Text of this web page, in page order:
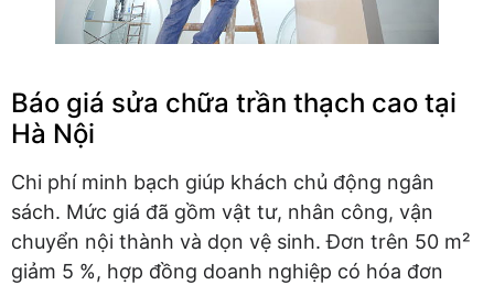
Báo giá sửa chữa trần thạch cao tại
Hà Nội
Chi phí minh bạch giúp khách chủ động ngân
sách. Mức giá đã gồm vật tư, nhân công, vận
chuyển nội thành và dọn vệ sinh. Đơn trên 50 m²
giảm 5 %, hợp đồng doanh nghiệp có hóa đơn